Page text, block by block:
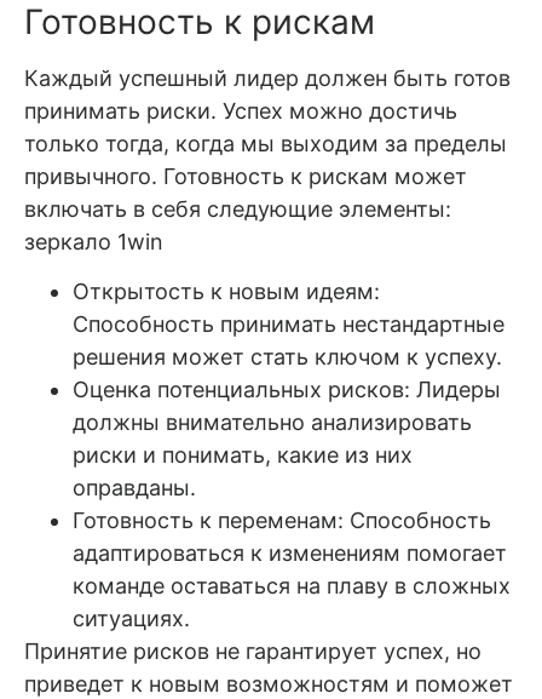
Готовность к рискам
Каждый успешный лидер должен быть готов
принимать риски. Успех можно достичь
только тогда, когда мы выходим за пределы
привычного. Готовность к рискам может
включать в себя следующие элементы:
зеркало 1win
Открытость к новым идеям:
Способность принимать нестандартные
решения может стать ключом к успеху.
Оценка потенциальных рисков: Лидеры
должны внимательно анализировать
риски и понимать, какие из них
оправданы.
Готовность к переменам: Способность
адаптироваться к изменениям помогает
команде оставаться на плаву в сложных
ситуациях.
Принятие рисков не гарантирует успех, но
приведет к новым возможностям и поможет